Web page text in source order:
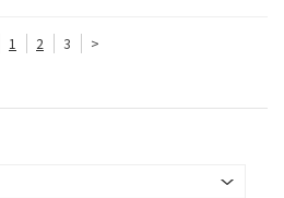
1 2 3 >